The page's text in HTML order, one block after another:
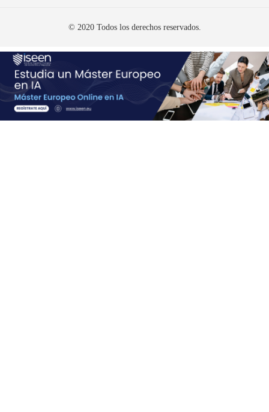
© 2020 Todos los derechos reservados.